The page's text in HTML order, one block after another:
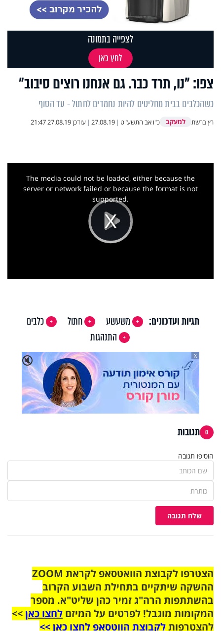
צפו: "נו, תרד כבר. גם אנחנו רוצים סיבוב"
כשהכלבים בבית מחליטים להיות נחמדים לחתול - עד הסוף
רץ ברשת למעקב כ"ו אב התשע"ט |
27.08.19
| עודכן27.08.19 21:47
לצפייה בתמונה
לחץ כאן
Play
The media could not be loaded, either because the
server or network failed or because the format is not
supported.
תגיות ועדכונים: משעשע חתול
כלבים
התנהגות
🔇
X
0 תגובות
הוסיפו תגובה
שלח תגובה
הצטרפו לקבוצת הוואטסאפ לקראת ZOOM
ההשקה שיתקיים בתחילת השבוע הקרוב
בהשתתפות הרה"ג זמיר כהן שליט"א. מספר
המקומות מוגבל! לפרטים על המיזם לחצו כאן>>
להצטרפותלקבוצת הווטסאפ לחצו כאן >>